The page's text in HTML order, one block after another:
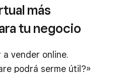
más
tu negocio
a vender online.
podrá serme útil?»